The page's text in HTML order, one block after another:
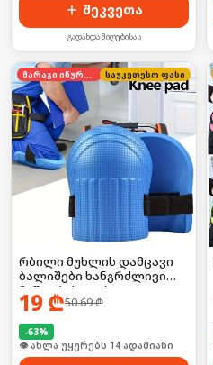
შეკვეთა
გადახდა მიღებისას
მარაგი იწურება საუკეთესო ფასი
რბილი მუხლის დამცავი
ბალიშები ხანგრძლივი
მუშაობისთვის
19 ₾50.69₾
-63%
🛒 ბოლო 24სთ-ში იყიდა 18-მა